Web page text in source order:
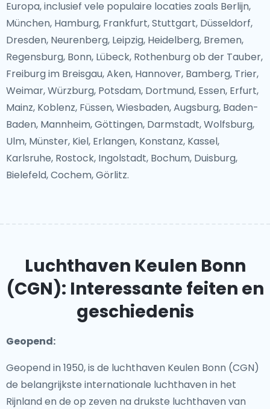
Europa, inclusief vele populaire locaties zoals Berlijn,
München, Hamburg, Frankfurt, Stuttgart, Düsseldorf,
Dresden, Neurenberg, Leipzig, Heidelberg, Bremen,
Regensburg, Bonn, Lübeck, Rothenburg ob der Tauber,
Freiburg im Breisgau, Aken, Hannover, Bamberg, Trier,
Weimar, Würzburg, Potsdam, Dortmund, Essen, Erfurt,
Mainz, Koblenz, Füssen, Wiesbaden, Augsburg, Baden-
Baden, Mannheim, Göttingen, Darmstadt, Wolfsburg,
Ulm, Münster, Kiel, Erlangen, Konstanz, Kassel,
Karlsruhe, Rostock, Ingolstadt, Bochum, Duisburg,
Bielefeld, Cochem, Görlitz.
Luchthaven Keulen Bonn
(CGN): Interessante feiten en
geschiedenis
Geopend:
Geopend in 1950, is de luchthaven Keulen Bonn (CGN)
de belangrijkste internationale luchthaven in het
Rijnland en de op zeven na drukste luchthaven van